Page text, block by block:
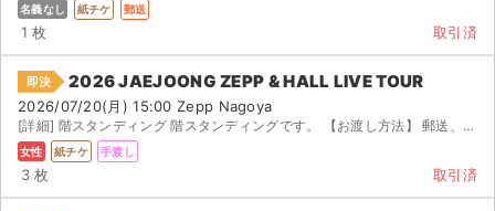
名義なし 紙チケ 郵送
1 枚 取引済
即決 2026 JAEJOONG ZEPP & HALL LIVE TOUR
2026/07/20(月) 15:00 Zepp Nagoya
[詳細] 階スタンディング 階スタンディングです。 【お渡し方法】 郵送、手渡しどちらでも対...
女性 紙チケ 手渡し
3 枚 取引済